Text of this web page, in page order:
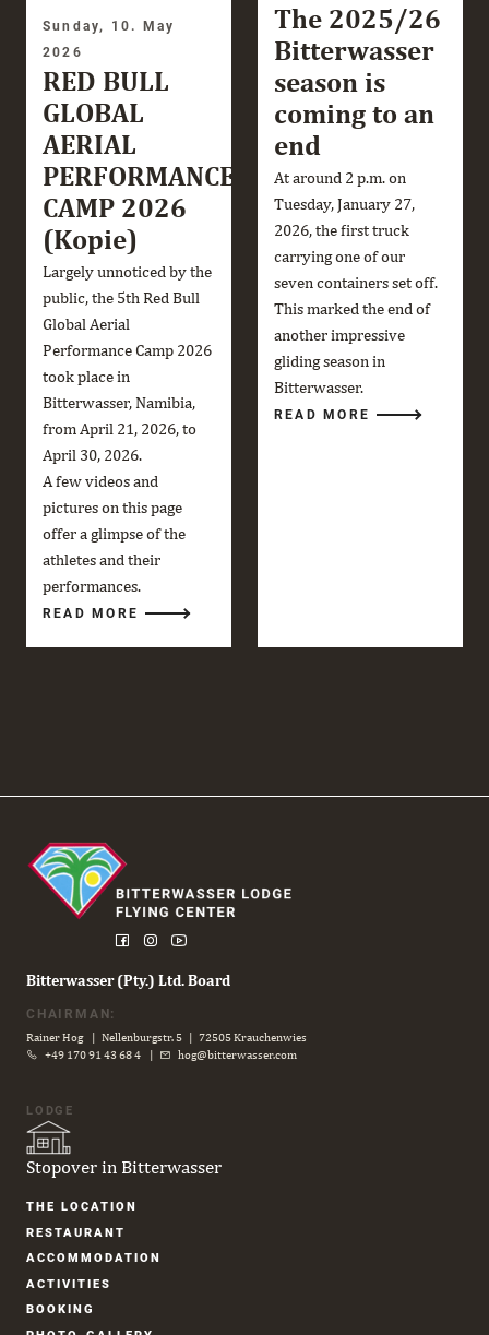
Sunday, 10. May
2026
RED BULL
GLOBAL
AERIAL
PERFORMANCE
CAMP 2026
(Kopie)
Largely unnoticed by the
public, the 5th Red Bull
Global Aerial
Performance Camp 2026
took place in
Bitterwasser, Namibia,
from April 21, 2026, to
April 30, 2026.
A few videos and
pictures on this page
offer a glimpse of the
athletes and their
performances.
READ MORE
The 2025/26
Bitterwasser
season is
coming to an
end
At around 2 p.m. on
Tuesday, January 27,
2026, the first truck
carrying one of our
seven containers set off.
This marked the end of
another impressive
gliding season in
Bitterwasser.
READ MORE
Bitterwasser (Pty.) Ltd. Board
CHAIRMAN:
Rainer Hog | Nellenburgstr. 5 | 72505 Krauchenwies
+49 170 91 43 68 4 | hog@bitterwasser.com
LODGE
Stopover in Bitterwasser
Skip
THE LOCATION
RESTAURANT
ACCOM­MODATION
ACTIVITIES
BOOKING